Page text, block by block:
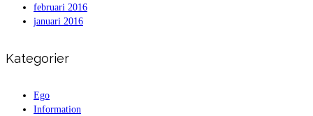
februari 2016
januari 2016
Kategorier
Ego
Information